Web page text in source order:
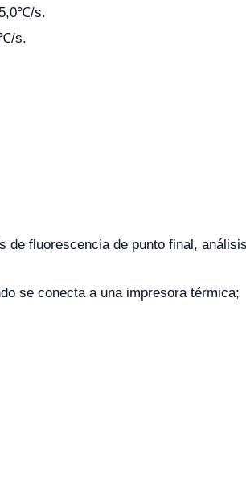
5,0℃/s.
s.
fluorescencia de punto final,
se conecta a una impresora térmica;